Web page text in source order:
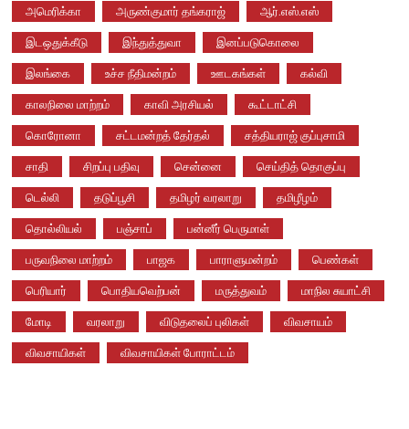
அமெரிக்கா அருண்குமார் தங்கராஜ் ஆர்.எஸ்.எஸ்
இடஒதுக்கீடு இந்துத்துவா இனப்படுகொலை
இலங்கை உச்ச நீதிமன்றம் ஊடகங்கள் கல்வி
காலநிலை மாற்றம் காவி அரசியல் கூட்டாட்சி
கொரோனா சட்டமன்றத் தேர்தல் சத்தியராஜ் குப்புசாமி
சாதி சிறப்பு பதிவு சென்னை செய்தித் தொகுப்பு
டெல்லி தடுப்பூசி தமிழர் வரலாறு தமிழீழம்
தொல்லியல் பஞ்சாப் பன்னீர் பெருமாள்
பருவநிலை மாற்றம் பாஜக பாராளுமன்றம் பெண்கள்
பெரியார் பொதியவெற்பன் மருத்துவம் மாநில சுயாட்சி
மோடி வரலாறு விடுதலைப் புலிகள் விவசாயம்
விவசாயிகள் விவசாயிகள் போராட்டம்